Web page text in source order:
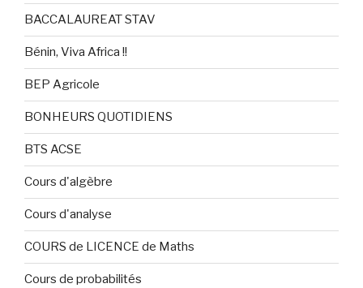
BACCALAUREAT STAV
Bénin, Viva Africa !!
BEP Agricole
BONHEURS QUOTIDIENS
BTS ACSE
Cours d'algèbre
Cours d'analyse
COURS de LICENCE de Maths
Cours de probabilités